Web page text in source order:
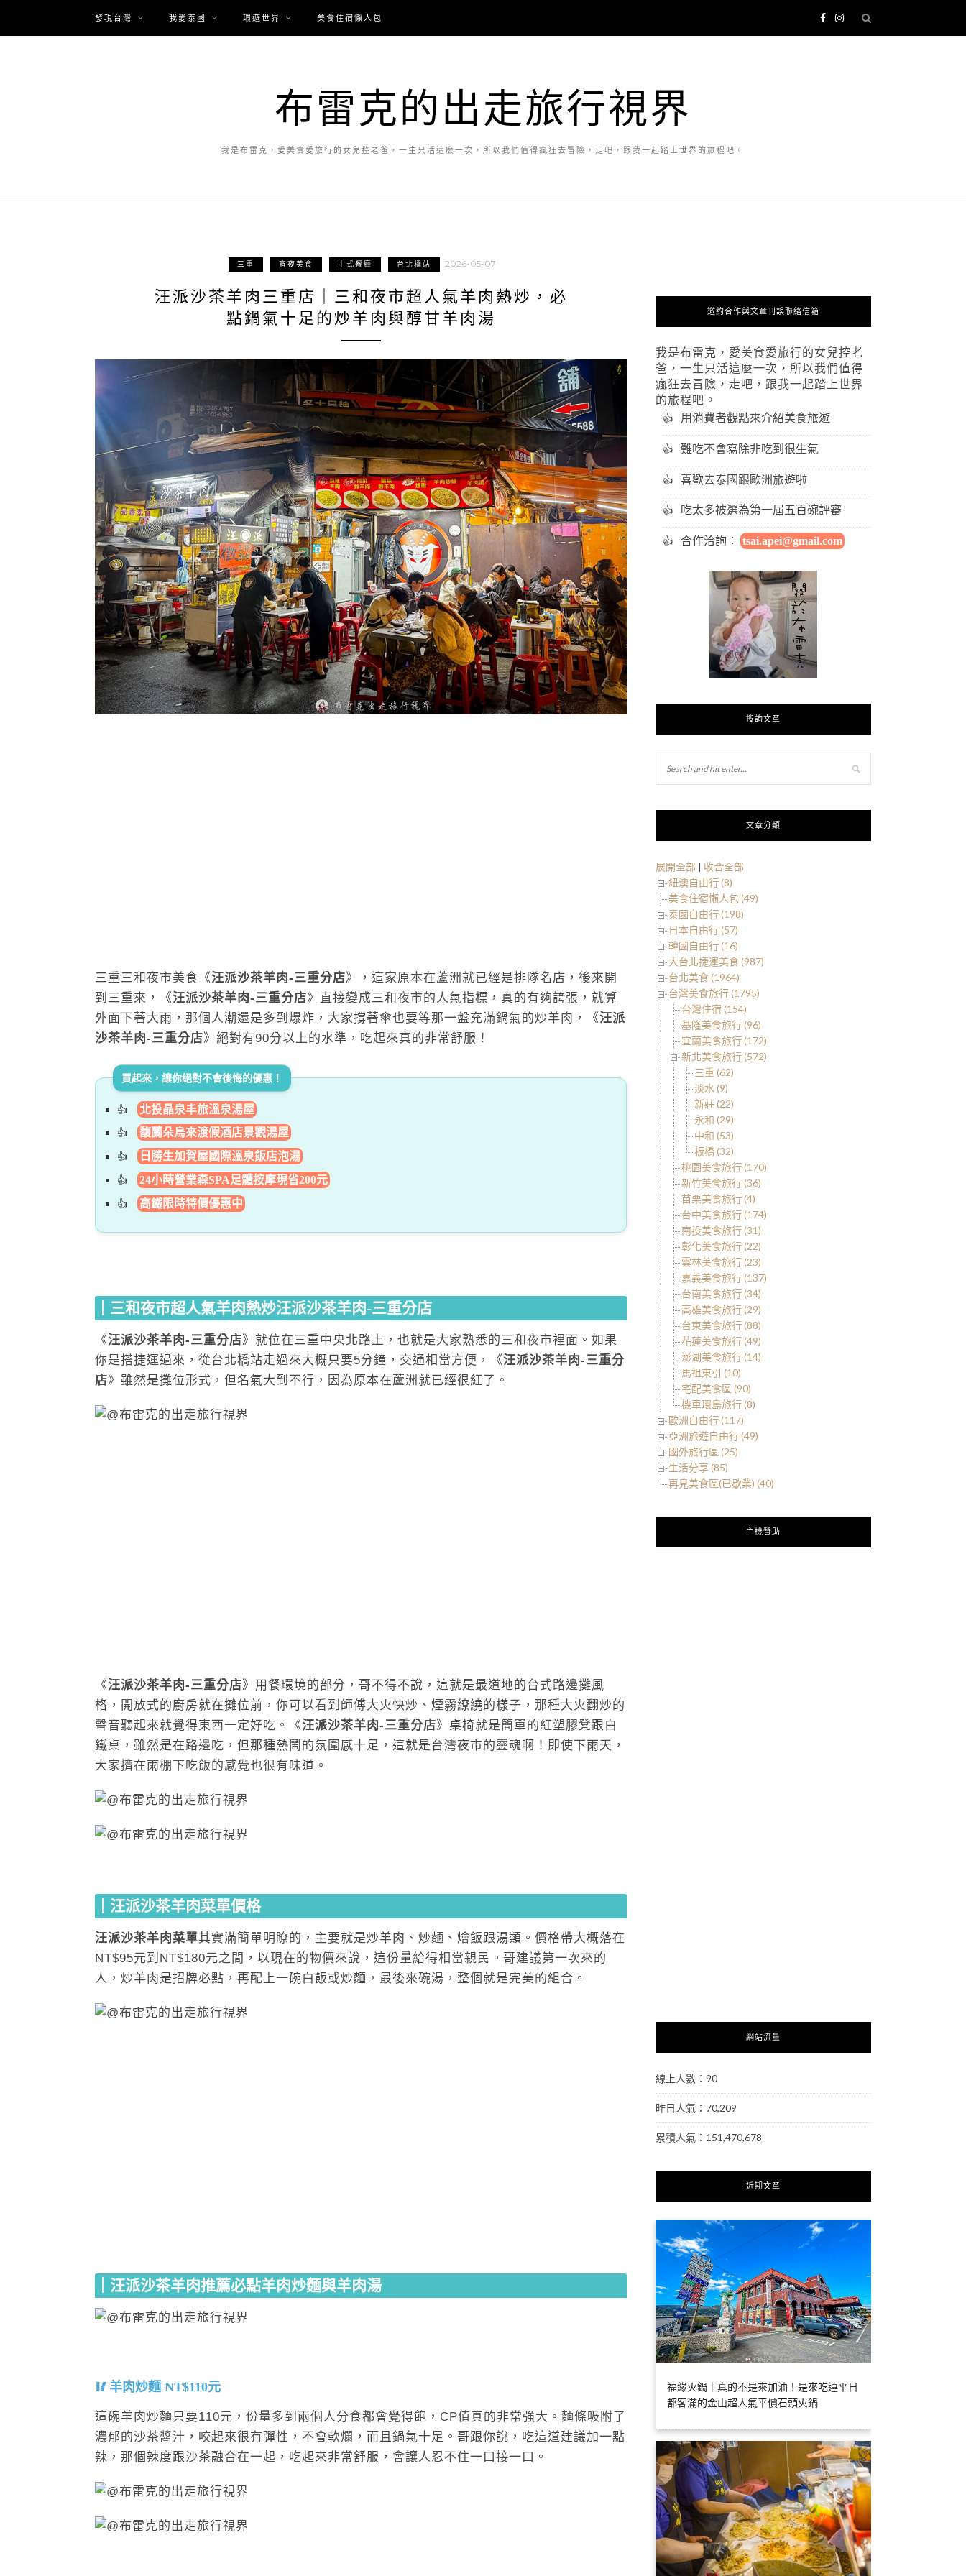
發現台灣 我愛泰國 環遊世界 美食住宿懶人包
布雷克的出走旅行視界
我是布雷克，愛美食愛旅行的女兒控老爸，一生只活這麼一次，所以我們值得瘋狂去冒險，走吧，跟我一起踏上世界的旅程吧。
三重 宵夜美食 中式餐廳 台北橋站 2026-05-07
汪派沙茶羊肉三重店｜三和夜市超人氣羊肉熱炒，必
點鍋氣十足的炒羊肉與醇甘羊肉湯
三重三和夜市美食《汪派沙茶羊肉-三重分店》，這家原本在蘆洲就已經是排隊名店，後來開
到三重來，《汪派沙茶羊肉-三重分店》直接變成三和夜市的人氣指標，真的有夠誇張，就算
外面下著大雨，那個人潮還是多到爆炸，大家撐著傘也要等那一盤充滿鍋氣的炒羊肉，《汪派
沙茶羊肉-三重分店》絕對有90分以上的水準，吃起來真的非常舒服！
買起來，讓你絕對不會後悔的優惠！
北投晶泉丰旅溫泉湯屋
馥蘭朵烏來渡假酒店景觀湯屋
日勝生加賀屋國際溫泉飯店泡湯
24小時營業森SPA足體按摩現省200元
高鐵限時特價優惠中
｜三和夜市超人氣羊肉熱炒汪派沙茶羊肉-三重分店
《汪派沙茶羊肉-三重分店》就位在三重中央北路上，也就是大家熟悉的三和夜市裡面。如果
你是搭捷運過來，從台北橋站走過來大概只要5分鐘，交通相當方便，《汪派沙茶羊肉-三重分
店》雖然是攤位形式，但名氣大到不行，因為原本在蘆洲就已經很紅了。
《汪派沙茶羊肉-三重分店》用餐環境的部分，哥不得不說，這就是最道地的台式路邊攤風
格，開放式的廚房就在攤位前，你可以看到師傅大火快炒、煙霧繚繞的樣子，那種大火翻炒的
聲音聽起來就覺得東西一定好吃。《汪派沙茶羊肉-三重分店》桌椅就是簡單的紅塑膠凳跟白
鐵桌，雖然是在路邊吃，但那種熱鬧的氛圍感十足，這就是台灣夜市的靈魂啊！即使下雨天，
大家擠在雨棚下吃飯的感覺也很有味道。
汪派沙茶羊肉菜單價格
汪派沙茶羊肉菜單其實滿簡單明瞭的，主要就是炒羊肉、炒麵、燴飯跟湯類。價格帶大概落在
NT$95元到NT$180元之間，以現在的物價來說，這份量給得相當親民。哥建議第一次來的
人，炒羊肉是招牌必點，再配上一碗白飯或炒麵，最後來碗湯，整個就是完美的組合。
汪派沙茶羊肉推薦必點羊肉炒麵與羊肉湯
羊肉炒麵 NT$110元
這碗羊肉炒麵只要110元，份量多到兩個人分食都會覺得飽，CP值真的非常強大。麵條吸附了
濃郁的沙茶醬汁，咬起來很有彈性，不會軟爛，而且鍋氣十足。哥跟你說，吃這道建議加一點
辣，那個辣度跟沙茶融合在一起，吃起來非常舒服，會讓人忍不住一口接一口。
邀約合作與文章刊誤聯絡信箱
我是布雷克，愛美食愛旅行的女兒控老
爸，一生只活這麼一次，所以我們值得
瘋狂去冒險，走吧，跟我一起踏上世界
的旅程吧。
用消費者觀點來介紹美食旅遊
難吃不會寫除非吃到很生氣
喜歡去泰國跟歐洲旅遊啦
吃太多被選為第一屆五百碗評審
合作洽詢： tsai.apei@gmail.com
搜詢文章
文章分類
展開全部 | 收合全部
紐澳自由行 (8)
美食住宿懶人包 (49)
泰國自由行 (198)
日本自由行 (57)
韓國自由行 (16)
大台北捷運美食 (987)
台北美食 (1964)
台灣美食旅行 (1795)
台灣住宿 (154)
基隆美食旅行 (96)
宜蘭美食旅行 (172)
新北美食旅行 (572)
三重 (62)
淡水 (9)
新莊 (22)
永和 (29)
中和 (53)
板橋 (32)
桃園美食旅行 (170)
新竹美食旅行 (36)
苗栗美食旅行 (4)
台中美食旅行 (174)
南投美食旅行 (31)
彰化美食旅行 (22)
雲林美食旅行 (23)
嘉義美食旅行 (137)
台南美食旅行 (34)
高雄美食旅行 (29)
台東美食旅行 (88)
花蓮美食旅行 (49)
澎湖美食旅行 (14)
馬祖東引 (10)
宅配美食區 (90)
機車環島旅行 (8)
歐洲自由行 (117)
亞洲旅遊自由行 (49)
國外旅行區 (25)
生活分享 (85)
再見美食區(已歇業) (40)
主機贊助
網站流量
線上人數：90
昨日人氣：70,209
累積人氣：151,470,678
近期文章
福緣火鍋｜真的不是來加油！是來吃連平日
都客滿的金山超人氣平價石頭火鍋